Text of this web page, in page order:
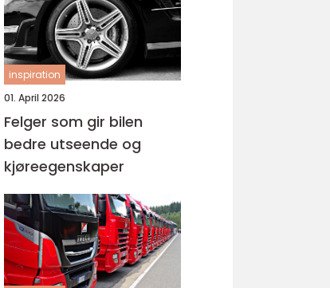
inspiration
01. April 2026
Felger som gir bilen
bedre utseende og
kjøreegenskaper